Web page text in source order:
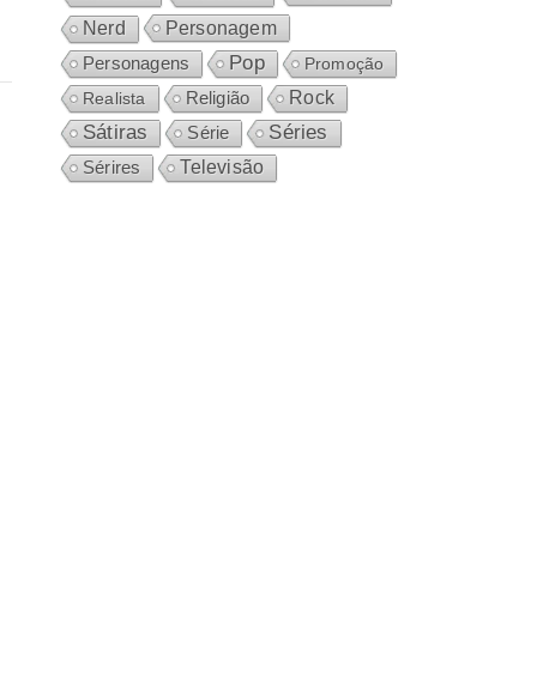
Nerd Personagem
Personagens Pop
Promoção
Realista
Religião Rock
Sátiras Série Séries
Sérires Televisão